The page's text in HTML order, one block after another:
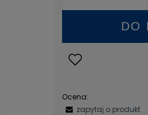
DO
Ocena:
zapytaj o produkt